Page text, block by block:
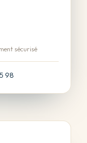
sécurisé
98